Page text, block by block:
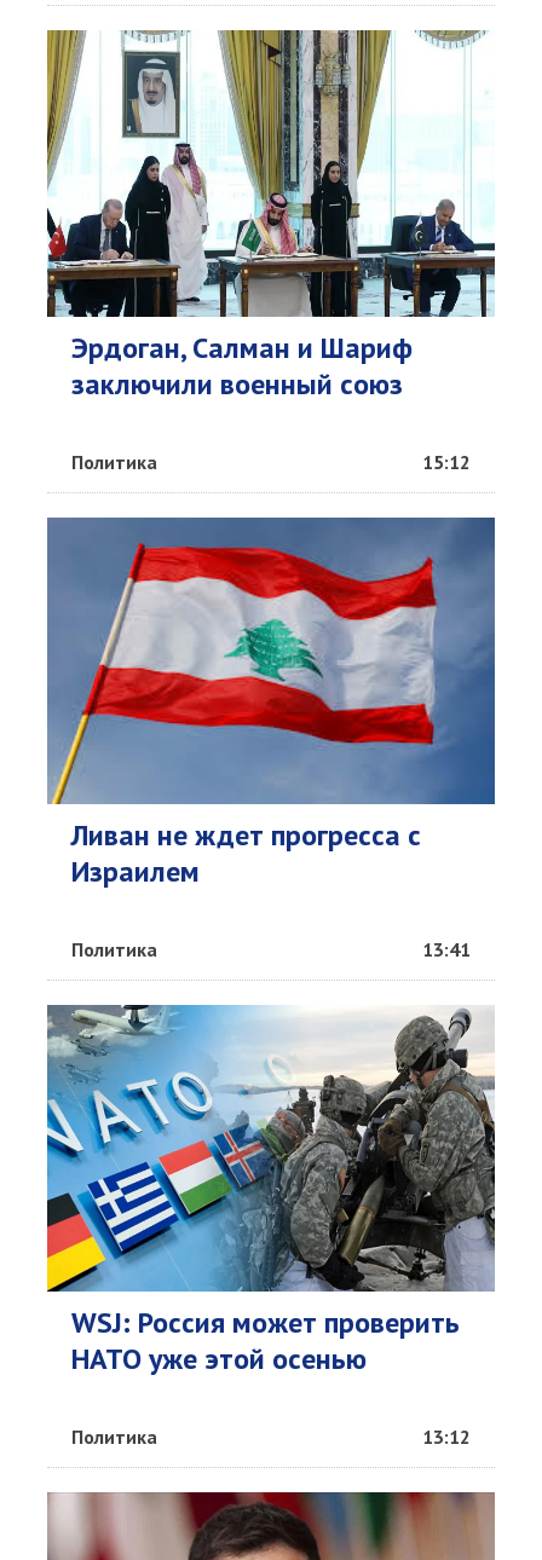
Эрдоган, Салман и Шариф
заключили военный союз
Политика 15:12
Ливан не ждет прогресса с
Израилем
Политика 13:41
WSJ: Россия может проверить
НАТО уже этой осенью
Политика 13:12